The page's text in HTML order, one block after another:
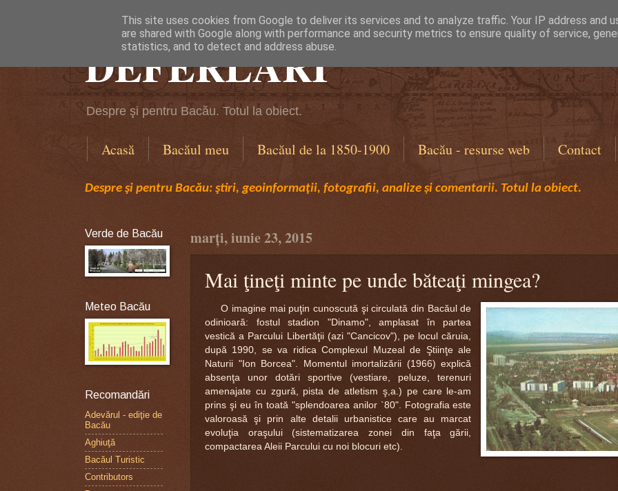
DEFERLĂRI
Despre şi pentru Bacău. Totul la obiect.
Acasă Bacăul meu Bacăul de la 1850-1900 Bacău - resurse web Contact
Despre şi pentru Bacău: ştiri, geoinformaţii, fotografii, analize și comentarii. Totul la obiect.
marți, iunie 23, 2015
Mai ţineţi minte pe unde băteaţi mingea?
O imagine mai puţin cunoscută şi circulată din Bacăul de
odinioară: fostul stadion "Dinamo", amplasat în partea
vestică a Parcului Libertăţii (azi "Cancicov"), pe locul căruia,
după 1990, se va ridica Complexul Muzeal de Ştiinţe ale
Naturii "Ion Borcea". Momentul imortalizării (1966) explică
absenţa unor dotări sportive (vestiare, peluze, terenuri
amenajate cu zgură, pista de atletism ş,a.) pe care le-am
prins şi eu în toată "splendoarea anilor `80". Fotografia este
valoroasă şi prin alte detalii urbanistice care au marcat
evoluţia oraşului (sistematizarea zonei din faţa gării,
compactarea Aleii Parcului cu noi blocuri etc).
Verde de Bacău
Meteo Bacău
Recomandări
Adevărul - ediţie de
Bacău
Aghiuţă
Bacăul Turistic
Contributors
This site uses cookies from Google to deliver its services and to analyze traffic. Your IP address and
are shared with Google along with performance and security metrics to ensure quality of service,
statistics, and to detect and address abuse.